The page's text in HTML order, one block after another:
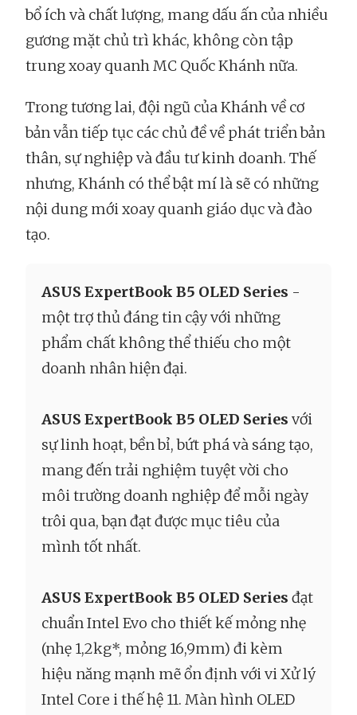
bổ ích và chất lượng, mang dấu ấn của nhiều
gương mặt chủ trì khác, không còn tập
trung xoay quanh MC Quốc Khánh nữa.
Trong tương lai, đội ngũ của Khánh về cơ
bản vẫn tiếp tục các chủ đề về phát triển bản
thân, sự nghiệp và đầu tư kinh doanh. Thế
nhưng, Khánh có thể bật mí là sẽ có những
nội dung mới xoay quanh giáo dục và đào
tạo.
ASUS ExpertBook B5 OLED Series -
một trợ thủ đáng tin cậy với những
phẩm chất không thể thiếu cho một
doanh nhân hiện đại.
ASUS ExpertBook B5 OLED Series với
sự linh hoạt, bền bỉ, bứt phá và sáng tạo,
mang đến trải nghiệm tuyệt vời cho
môi trường doanh nghiệp để mỗi ngày
trôi qua, bạn đạt được mục tiêu của
mình tốt nhất.
ASUS ExpertBook B5 OLED Series đạt
chuẩn Intel Evo cho thiết kế mỏng nhẹ
(nhẹ 1,2kg*, mỏng 16,9mm) đi kèm
hiệu năng mạnh mẽ ổn định với vi Xử lý
Intel Core i thế hệ 11. Màn hình OLED